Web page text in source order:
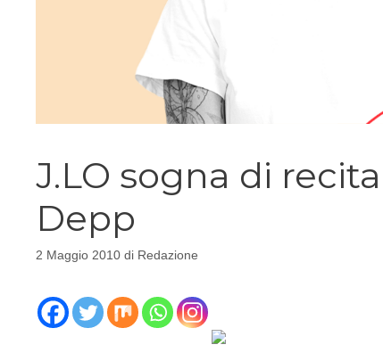
J.LO sogna di
Depp
2 Maggio 2010 di Redazione